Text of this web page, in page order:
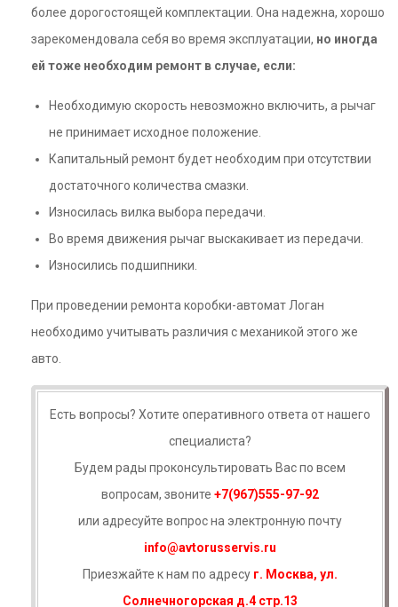
более дорогостоящей комплектации. Она надежна, хорошо
зарекомендовала себя во время эксплуатации, но иногда
ей тоже необходим ремонт в случае, если:
Необходимую скорость невозможно включить, а рычаг
не принимает исходное положение.
Капитальный ремонт будет необходим при отсутствии
достаточного количества смазки.
Износилась вилка выбора передачи.
Во время движения рычаг выскакивает из передачи.
Износились подшипники.
При проведении ремонта коробки-автомат Логан
необходимо учитывать различия с механикой этого же
авто.
Есть вопросы? Хотите оперативного ответа от нашего
специалиста?
Будем рады проконсультировать Вас по всем
вопросам, звоните +7(967)555-97-92
или адресуйте вопрос на электронную почту
info@avtorusservis.ru
Приезжайте к нам по адресу г. Москва, ул.
Солнечногорская д.4 стр.13